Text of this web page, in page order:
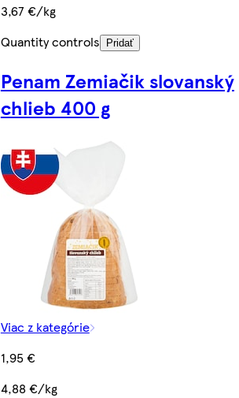
3,67 €/kg
Quantity controls
Pridať
Penam Zemiačik slovanský
chlieb 400 g
Viac z kategórie
1,95 €
4,88 €/kg